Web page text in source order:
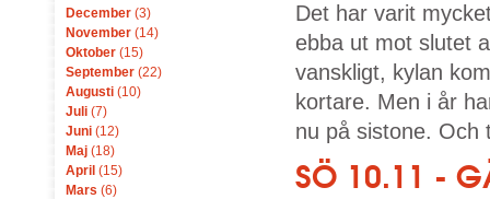
December (3)
November (14)
Oktober (15)
September (22)
Augusti (10)
Juli (7)
Juni (12)
Maj (18)
April (15)
Mars (6)
Det har varit
ebba ut mot slutet
vanskligt, kylan
kortare. Men i år
nu på sistone. Och
SÖ 10.11 -